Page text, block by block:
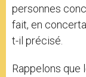
personnes
fait, en
t-il précisé.
Rappelons que